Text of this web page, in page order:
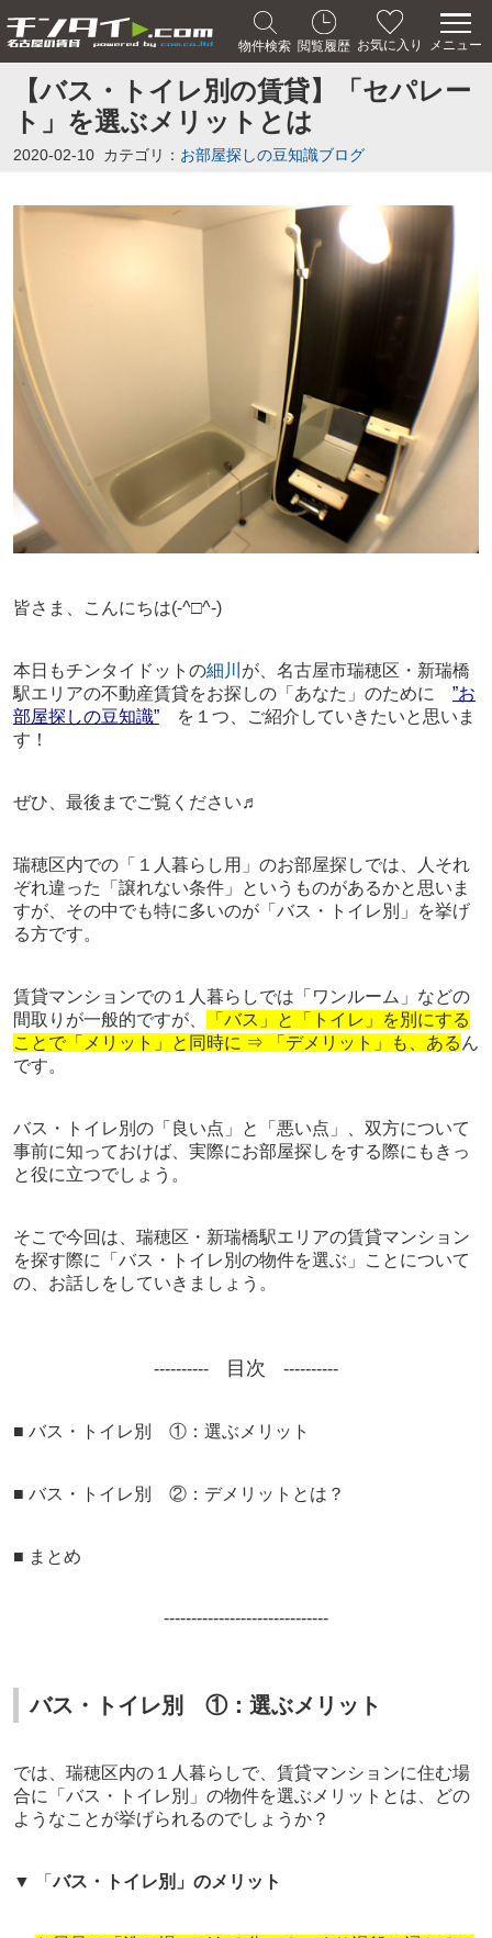
物件検索 閲覧履歴 お気に入り メニュー
【バス・トイレ別の賃貸】「セパレー
ト」を選ぶメリットとは
2020-02-10 カテゴリ： お部屋探しの豆知識ブログ
皆さま、こんにちは(-^□^-)
本日もチンタイドットの細川 が、名古屋市瑞穂区・新瑞橋
駅エリアの不動産賃貸をお探しの「あなた」のために ”お
部屋探しの豆知識”を１つ、ご紹介していきたいと思いま
す！
ぜひ、最後までご覧ください♬
瑞穂区内での「１人暮らし用」のお部屋探しでは、人それ
ぞれ違った「譲れない条件」というものがあるかと思いま
すが、その中でも特に多いのが「バス・トイレ別」を挙げ
る方です。
賃貸マンションでの１人暮らしでは「ワンルーム」などの
間取りが一般的ですが、
「バス」と「トイレ」を別にする
ことで「メリット」と同時に ⇒ 「デメリット」も、ある ん
です。
バス・トイレ別の「良い点」と「悪い点」、双方について
事前に知っておけば、実際にお部屋探しをする際にもきっ
と役に立つでしょう。
そこで今回は、瑞穂区・新瑞橋駅エリアの賃貸マンション
を探す際に「バス・トイレ別の物件を選ぶ」ことについて
の、お話しをしていきましょう。
---------- 目次 ----------
■ バス・トイレ別 ①：選ぶメリット
■ バス・トイレ別 ②：デメリットとは？
■ まとめ
------------------------------
バス・トイレ別 ①：選ぶメリット
では、 瑞穂区内の１人暮らしで、賃貸マンションに住む場
合に「バス・トイレ別」の物件を選ぶメリットとは、どの
ようなことが挙げられるのでしょうか？
▼ 「バス・トイレ別」のメリット